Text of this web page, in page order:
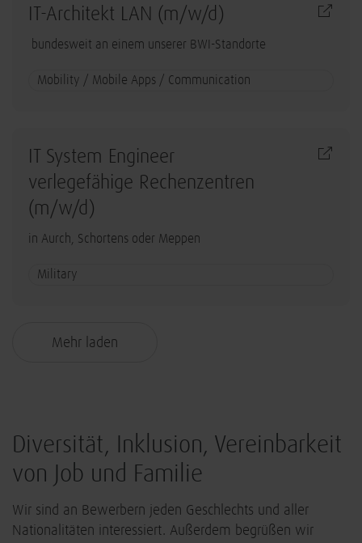
IT-Architekt LAN (m/w/d)
bundesweit an einem unserer BWI-Standorte
Mobility / Mobile Apps / Communication
IT System Engineer
verlegefähige Rechenzentren
(m/w/d)
in Aurch, Schortens oder Meppen
Military
Mehr laden
Diversität, Inklusion, Vereinbarkeit
von Job und Familie
Wir sind an Bewerbern jeden Geschlechts und aller
Nationalitäten interessiert. Außerdem begrüßen wir